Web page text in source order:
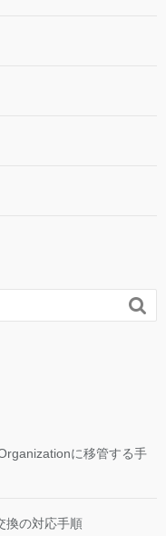

に移管する手
換の対応手順